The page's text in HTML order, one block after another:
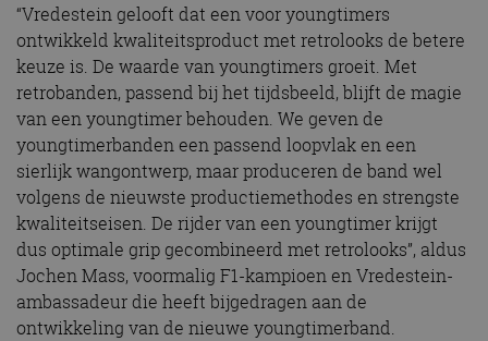
“Vredestein gelooft dat een voor youngtimers
ontwikkeld kwaliteitsproduct met retrolooks de betere
keuze is. De waarde van youngtimers groeit. Met
retrobanden, passend bij het tijdsbeeld, blijft de magie
van een youngtimer behouden. We geven de
youngtimerbanden een passend loopvlak en een
sierlijk wangontwerp, maar produceren de band wel
volgens de nieuwste productiemethodes en strengste
kwaliteitseisen. De rijder van een youngtimer krijgt
dus optimale grip gecombineerd met retrolooks”, aldus
Jochen Mass, voormalig F1-kampioen en Vredestein-
ambassadeur die heeft bijgedragen aan de
ontwikkeling van de nieuwe youngtimerband.